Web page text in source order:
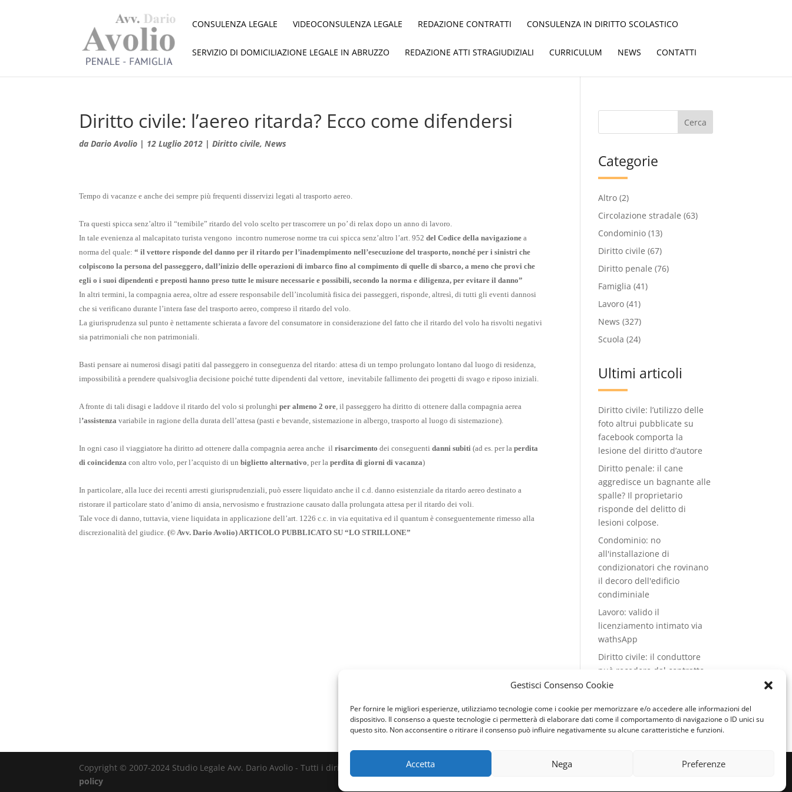
Gestisci Consenso Cookie
Per fornire le migliori esperienze, utilizziamo tecnologie come i cookie per memorizzare e/o accedere alle informazioni del
dispositivo. Il consenso a queste tecnologie ci permetterà di elaborare dati come il comportamento di navigazione o ID unici su
questo sito. Non acconsentire o ritirare il consenso può influire negativamente su alcune caratteristiche e funzioni.
Accetta Nega Preferenze
CONSULENZA LEGALE VIDEOCONSULENZA LEGALE REDAZIONE CONTRATTI CONSULENZA IN DIRITTO SCOLASTICO
SERVIZIO DI DOMICILIAZIONE LEGALE IN ABRUZZO REDAZIONE ATTI STRAGIUDIZIALI CURRICULUM NEWS CONTATTI
Diritto civile: l’aereo ritarda? Ecco come difendersi
daDario Avolio | 12 Luglio 2012 |Diritto civile,News
Tempo di vacanze e anche dei sempre più frequenti disservizi legati al trasporto aereo.
Tra questi spicca senz’altro il “temibile” ritardo del volo scelto per trascorrere un po’ di relax dopo un anno di lavoro.
In tale evenienza al malcapitato turista vengono incontro numerose norme tra cui spicca senz’altro l’art. 952 del Codice della navigazione a
norma del quale:“ il vettore risponde del danno per il ritardo per l’inadempimento nell’esecuzione del trasporto, nonché per i sinistri che
colpiscono la persona del passeggero, dall’inizio delle operazioni di imbarco fino al compimento di quelle di sbarco, a meno che provi che
egli o i suoi dipendenti e preposti hanno preso tutte le misure necessarie e possibili, secondo la norma e diligenza, per evitare il danno”
In altri termini, la compagnia aerea, oltre ad essere responsabile dell’incolumità fisica dei passeggeri, risponde, altresì, di tutti gli eventi dannosi
che si verificano durante l’intera fase del trasporto aereo, compreso il ritardo del volo.
La giurisprudenza sul punto è nettamente schierata a favore del consumatore in considerazione del fatto che il ritardo del volo ha risvolti negativi
sia patrimoniali che non patrimoniali.
Basti pensare ai numerosi disagi patiti dal passeggero in conseguenza del ritardo: attesa di un tempo prolungato lontano dal luogo di residenza,
impossibilità a prendere qualsivoglia decisione poiché tutte dipendenti dal vettore, inevitabile fallimento dei progetti di svago e riposo iniziali.
A fronte di tali disagi e laddove il ritardo del volo si prolunghi per almeno 2 ore, il passeggero ha diritto di ottenere dalla compagnia aerea
l’assistenza variabile in ragione della durata dell’attesa (pasti e bevande, sistemazione in albergo, trasporto al luogo di sistemazione).
In ogni caso il viaggiatore ha diritto ad ottenere dalla compagnia aerea anche ilrisarcimento dei conseguenti danni subiti (ad es. per laperdita
di coincidenza con altro volo, per l’acquisto di un biglietto alternativo, per laperdita di giorni di vacanza)
In particolare, alla luce dei recenti arresti giurisprudenziali, può essere liquidato anche il c.d. danno esistenziale da ritardo aereo destinato a
ristorare il particolare stato d’animo di ansia, nervosismo e frustrazione causato dalla prolungata attesa per il ritardo dei voli.
Tale voce di danno, tuttavia, viene liquidata in applicazione dell’art. 1226 c.c. in via equitativa ed il quantum è conseguentemente rimesso alla
discrezionalità del giudice. (© Avv. Dario Avolio) ARTICOLO PUBBLICATO SU “LO STRILLONE”
Categorie
Altro (2)
Circolazione stradale (63)
Condominio (13)
Diritto civile (67)
Diritto penale (76)
Famiglia (41)
Lavoro (41)
News (327)
Scuola (24)
Ultimi articoli
Diritto civile: l’utilizzo delle
foto altrui pubblicate su
facebook comporta la
lesione del diritto d’autore
Diritto penale: il cane
aggredisce un bagnante alle
spalle? Il proprietario
risponde del delitto di
lesioni colpose.
Condominio: no
all'installazione di
condizionatori che rovinano
il decoro dell'edificio
condiminiale
Lavoro: valido il
licenziamento intimato via
wathsApp
Diritto civile: il conduttore
può recedere dal contratto
di locazione se il cane del
continuamente
Copyright © 2007-2024 Studio Legale Avv. Dario Avolio - Tutti i diritti riservati - P. IVA 00131188880 - Web Design & SEO byGenesi.it
Cookie
policy